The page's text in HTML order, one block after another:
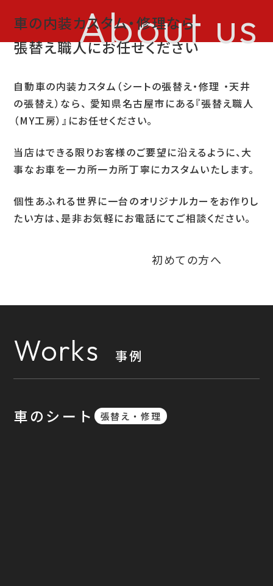
お問い合わせ
About us
車の内装カスタム・修理なら
張替え職人にお任せください
自動車の内装カスタム（シートの張替え・修理 ・天井
の張替え）なら、 愛知県名古屋市にある『張替え職人
（MY工房）』にお任せください。
当店はできる限りお客様のご要望に沿えるように、大
事なお車を一カ所一カ所丁寧にカスタムいたします。
個性あふれる世界に一台のオリジナルカーをお作りし
たい方は、是非お気軽にお電話にてご相談ください。
初めての方へ
Works 事例
車のシート 張替え・修理